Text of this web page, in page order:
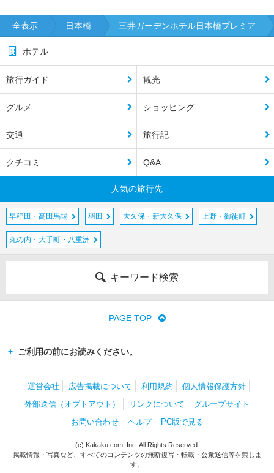
全表示 日本橋 三井ガーデンホテル日本橋プレミア
ホテル
旅行ガイド 観光
グルメ ショッピング
交通 旅行記
クチコミ Q&A
人気の旅行先
早稲田・高田馬場 羽田 大久保・新大久保 上野・御徒町
丸の内・大手町・八重洲
キーワード検索
PAGE TOP
ご利用の前にお読みください。
運営会社 広告掲載について 利用規約
個人情報保護方針
外部送信（オプトアウト）
リンクについて
グループサイト
お問い合わせ
ヘルプ PC版で見る
(c) Kakaku.com, Inc. All Rights Reserved.
掲載情報・写真など、すべてのコンテンツの無断複写・転載・公衆送信等を禁じま
す。